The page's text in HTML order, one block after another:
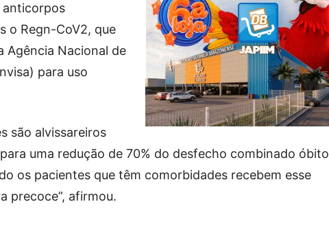
anticorpos
o Regn-CoV2, que
Agência Nacional de
para uso
são alvissareiros
uma redução de 70% do desfecho combinado óbito
os pacientes que têm comorbidades recebem esse
precoce”, afirmou.